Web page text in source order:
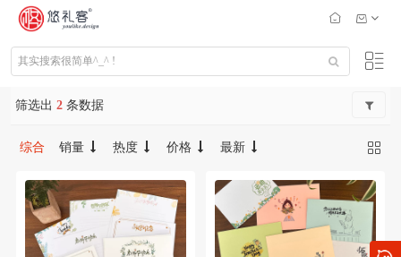
筛选出 2 条数据
综合 销量 热度 价格 最新